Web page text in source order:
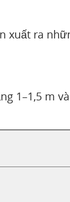
xuất ra
1–1,5 m